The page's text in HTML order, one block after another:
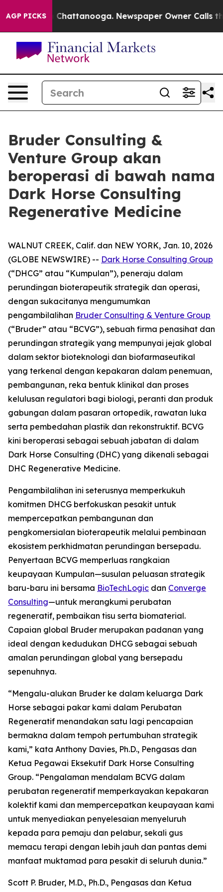
AGP PICKSin Chattanooga. Newspaper Owner Calls the
Bruder Consulting &
Venture Group akan
beroperasi di bawah nama
Dark Horse Consulting
Regenerative Medicine
WALNUT CREEK, Calif. dan NEW YORK, Jan. 10, 2026
(GLOBE NEWSWIRE) -- Dark Horse Consulting Group
(“DHCG” atau “Kumpulan”), peneraju dalam
perundingan bioterapeutik strategik dan operasi,
dengan sukacitanya mengumumkan
pengambilalihan Bruder Consulting & Venture Group
(“Bruder” atau “BCVG”), sebuah firma penasihat dan
perundingan strategik yang mempunyai jejak global
dalam sektor bioteknologi dan biofarmaseutikal
yang terkenal dengan kepakaran dalam penemuan,
pembangunan, reka bentuk klinikal dan proses
kelulusan regulatori bagi biologi, peranti dan produk
gabungan dalam pasaran ortopedik, rawatan luka
serta pembedahan plastik dan rekonstruktif. BCVG
kini beroperasi sebagai sebuah jabatan di dalam
Dark Horse Consulting (DHC) yang dikenali sebagai
DHC Regenerative Medicine.
Pengambilalihan ini seterusnya memperkukuh
komitmen DHCG berfokuskan pesakit untuk
mempercepatkan pembangunan dan
pengkomersialan bioterapeutik melalui pembinaan
ekosistem perkhidmatan perundingan bersepadu.
Penyertaan BCVG memperluas rangkaian
keupayaan Kumpulan—susulan peluasan strategik
baru-baru ini bersama BioTechLogic dan Converge
Consulting—untuk merangkumi perubatan
regeneratif, pembaikan tisu serta biomaterial.
Capaian global Bruder merupakan padanan yang
ideal dengan kedudukan DHCG sebagai sebuah
amalan perundingan global yang bersepadu
sepenuhnya.
“Mengalu-alukan Bruder ke dalam keluarga Dark
Horse sebagai pakar kami dalam Perubatan
Regeneratif menandakan satu lagi pencapaian
bermakna dalam tempoh pertumbuhan strategik
kami,” kata Anthony Davies, Ph.D., Pengasas dan
Ketua Pegawai Eksekutif Dark Horse Consulting
Group. “Pengalaman mendalam BCVG dalam
perubatan regeneratif memperkayakan kepakaran
kolektif kami dan mempercepatkan keupayaan kami
untuk menyediakan penyelesaian menyeluruh
kepada para pemaju dan pelabur, sekali gus
memacu terapi dengan lebih jauh dan pantas demi
manfaat muktamad para pesakit di seluruh dunia.”
Scott P. Bruder, M.D., Ph.D., Pengasas dan Ketua